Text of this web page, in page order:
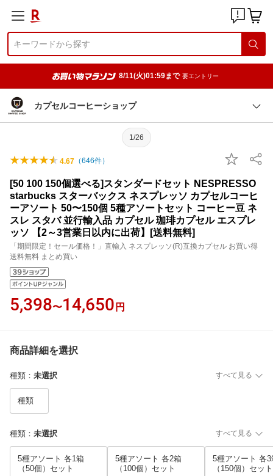
8/11(火)01:59まで 要エントリー
カプセルコーヒーショップ
1/26
4.67 （646件）
[50 100 150個選べる]スタンダードセット NESPRESSO
starbucks スターバックス ネスプレッソ カプセルコーヒ
ーアソート 50〜150個 5種アソートセット コーヒー豆 ネ
スレ スタバ 並行輸入品 カプセル 珈琲カプセル エスプレ
ッソ 【2～3営業日以内に出荷】[送料無料]
「期間限定！セール価格！」直輸入 ネスプレッソ(R)互換カプセル お買い得
送料無料 まとめ買い
5,398〜14,650 円
商品詳細を選択
種類 ： 未選択 すべて見る
種類
種類 ： 未選択 すべて見る
5種アソート 各1箱
（50個）セット
5種アソート 各2箱
（100個）セット
5種アソート 各3
（150個）セット